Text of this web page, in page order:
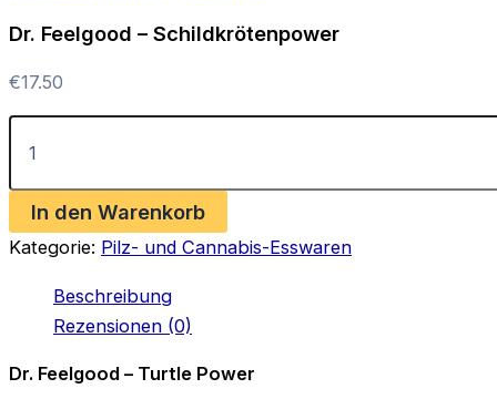
Dr. Feelgood – Schildkrötenpower
€17.50
Dr.
Feelgood
Schildkrötenpower
Menge
In den Warenkorb
Kategorie: Pilz- und Cannabis-Esswaren
Beschreibung
Rezensionen (0)
Dr. Feelgood – Turtle Power